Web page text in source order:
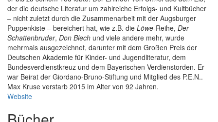
der die deutsche Literatur um zahlreiche Erfolgs- und Kultbücher
– nicht zuletzt durch die Zusammenarbeit mit der Augsburger
Puppenkiste – bereichert hat, wie z.B. die Löwe-Reihe, Der
Schattenbruder, Don Blech und viele andere mehr, wurde
mehrmals ausgezeichnet, darunter mit dem Großen Preis der
Deutschen Akademie für Kinder- und Jugendliteratur, dem
Bundesverdienstkreuz und dem Bayerischen Verdienstorden. Er
war Beirat der Giordano-Bruno-Stiftung und Mitglied des P.E.N..
Max Kruse verstarb 2015 im Alter von 92 Jahren.
Website